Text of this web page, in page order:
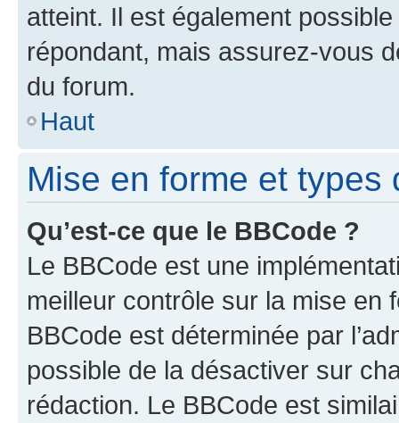
atteint. Il est également
répondant, mais assurez-vous
du forum.
Haut
Mise en forme et types
Qu’est-ce que le BBCode ?
Le BBCode est une
meilleur contrôle sur la mise en
BBCode est déterminée par
possible de la désactiver sur
rédaction. Le BBCode est